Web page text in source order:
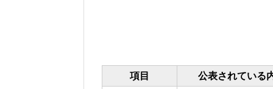
項目
公表されている